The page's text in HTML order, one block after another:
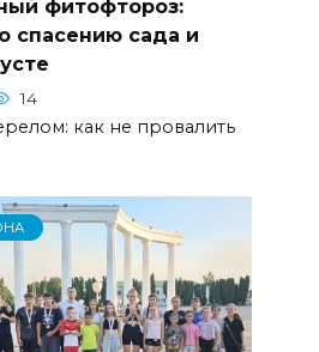
фитофтороз:
спасению сада и
14
как не провалить